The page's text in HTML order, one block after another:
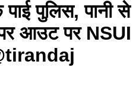
पाई पुलिस, पानी से
आउट पर NSUI